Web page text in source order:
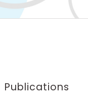
Publications